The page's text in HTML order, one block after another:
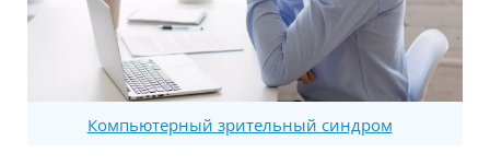
Компьютерный зрительный синдром